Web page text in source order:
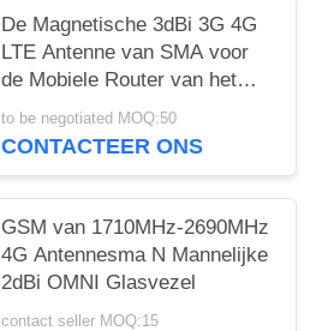
De Magnetische 3dBi 3G 4G
LTE Antenne van SMA voor
de Mobiele Router van het
Telefoonsignaal LTE
to be negotiated MOQ:50
CONTACTEER ONS
GSM van 1710MHz-2690MHz
4G Antennesma N Mannelijke
2dBi OMNI Glasvezel
contact seller MOQ:15